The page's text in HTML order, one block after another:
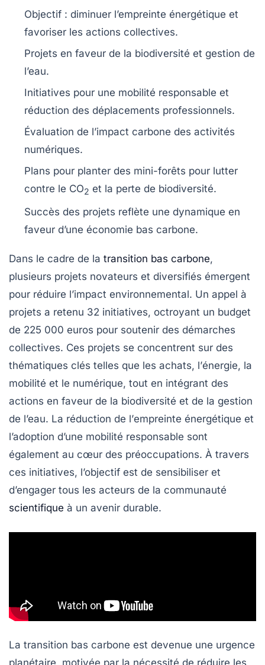
Objectif : diminuer l’empreinte énergétique et
favoriser les actions collectives.
Projets en faveur de la biodiversité et gestion de
l’eau.
Initiatives pour une mobilité responsable et
réduction des déplacements professionnels.
Évaluation de l’impact carbone des activités
numériques.
Plans pour planter des mini-forêts pour lutter
contre le CO2 et la perte de biodiversité.
Succès des projets reflète une dynamique en
faveur d’une économie bas carbone.
Dans le cadre de la transition bas carbone,
plusieurs projets novateurs et diversifiés émergent
pour réduire l’impact environnemental. Un appel à
projets a retenu 32 initiatives, octroyant un budget
de 225 000 euros pour soutenir des démarches
collectives. Ces projets se concentrent sur des
thématiques clés telles que les achats, l’énergie, la
mobilité et le numérique, tout en intégrant des
actions en faveur de la biodiversité et de la gestion
de l’eau. La réduction de l’empreinte énergétique et
l’adoption d’une mobilité responsable sont
également au cœur des préoccupations. À travers
ces initiatives, l’objectif est de sensibiliser et
d’engager tous les acteurs de la communauté
scientifique à un avenir durable.
La transition bas carbone est devenue une urgence